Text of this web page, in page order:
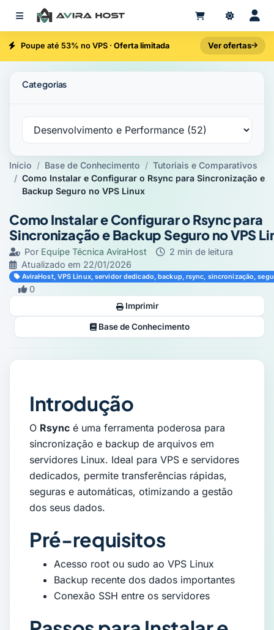
Poupe até 53% no VPS · Oferta limitada Ver ofertas
Categorias
Início Base de Conhecimento
Tutoriais e Comparativos
Como Instalar e Configurar o Rsync para Sincronização e
Backup Seguro no VPS Linux
Como Instalar e Configurar o Rsync para
Sincronização e Backup Seguro no VPS
Por Equipe Técnica AviraHost 2 min de leitura
Atualizado em 22/01/2026
AviraHost, VPS Linux, servidor dedicado, backup, rsync, sincronização,
0
Imprimir
Base de Conhecimento
Introdução
O Rsync é uma ferramenta poderosa para
sincronização e backup de arquivos em
servidores Linux. Ideal para VPS e servidores
dedicados, permite transferências rápidas,
seguras e automáticas, otimizando a gestão
dos seus dados.
Pré-requisitos
Acesso root ou sudo ao VPS Linux
Backup recente dos dados importantes
Conexão SSH entre os servidores